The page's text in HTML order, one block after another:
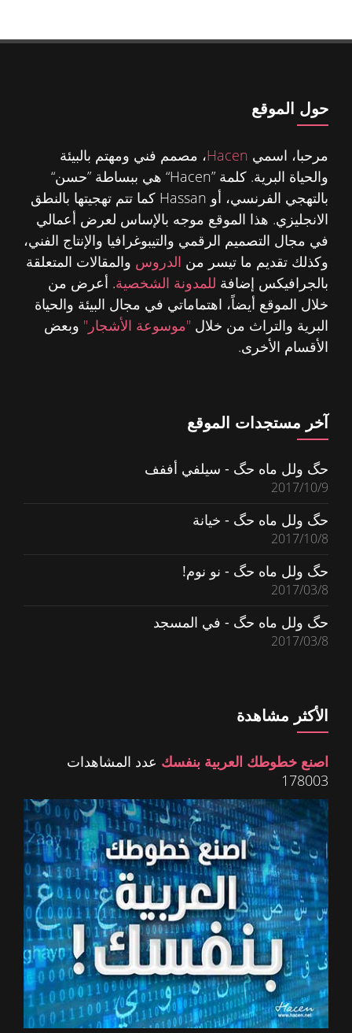
حول الموقع
مرحبا، اسمي Hacen، مصمم فني ومهتم بالبيئة
والحياة البرية. كلمة ”Hacen“ هي ببساطة ”حسن“
بالتهجي الفرنسي، أو Hassan كما تتم تهجيتها بالنطق
الانجليزي. هذا الموقع موجه بالإساس لعرض أعمالي
في مجال التصميم الرقمي والتيبوغرافيا والإنتاج الفني،
وكذلك تقديم ما تيسر من الدروس والمقالات المتعلقة
بالجرافيكس إضافة للمدونة الشخصية. أعرض من
خلال الموقع أيضاً، اهتماماتي في مجال البيئة والحياة
البرية والتراث من خلال "موسوعة الأشجار" وبعض
الأقسام الأخرى.
آخر مستجدات الموقع
حگ ولل ماه حگ - سيلفي أففف
2017/10/9
حگ ولل ماه حگ - خيانة
2017/10/8
حگ ولل ماه حگ - نو نوم!
2017/03/8
حگ ولل ماه حگ - في المسجد
2017/03/8
الأكثر مشاهدة
اصنع خطوطك العربية بنفسك عدد المشاهدات
178003